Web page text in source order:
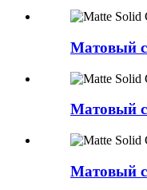
Матовый
Матовый
Матовый